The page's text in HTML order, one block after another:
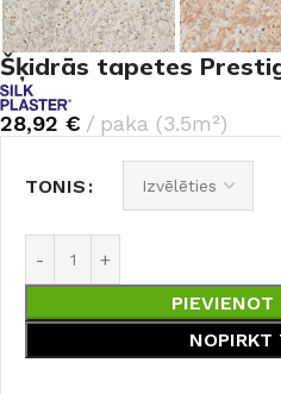
Šķidrās tapetes
28,92 € paka (3.5m²)
TONIS
PIEVIENOT
NOPIRKT